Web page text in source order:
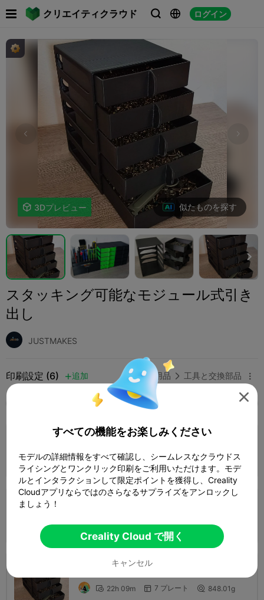
クリエイティクラウド   ログイン
 3Dプレビュー 似たものを探す

スタッキング可能なモジュール式引き
出し
JUSTMAKES
印刷設定 (6) 追加 家庭用品  工具と交換部品 
K2 Plus K2 Pro
0.24mm layer, 2 walls, 15% infill
著者  17h 38m  8 プレート
838.95g
 22h 09m  7 プレート  848.01g

すべての機能をお楽しみください
モデルの詳細情報をすべて確認し、シームレスなクラウドス
ライシングとワンクリック印刷をご利用いただけます。モデ
ルとインタラクションして限定ポイントを獲得し、Creality
Cloudアプリならではのさらなるサプライズをアンロックし
ましょう！
Creality Cloud で開く
キャンセル